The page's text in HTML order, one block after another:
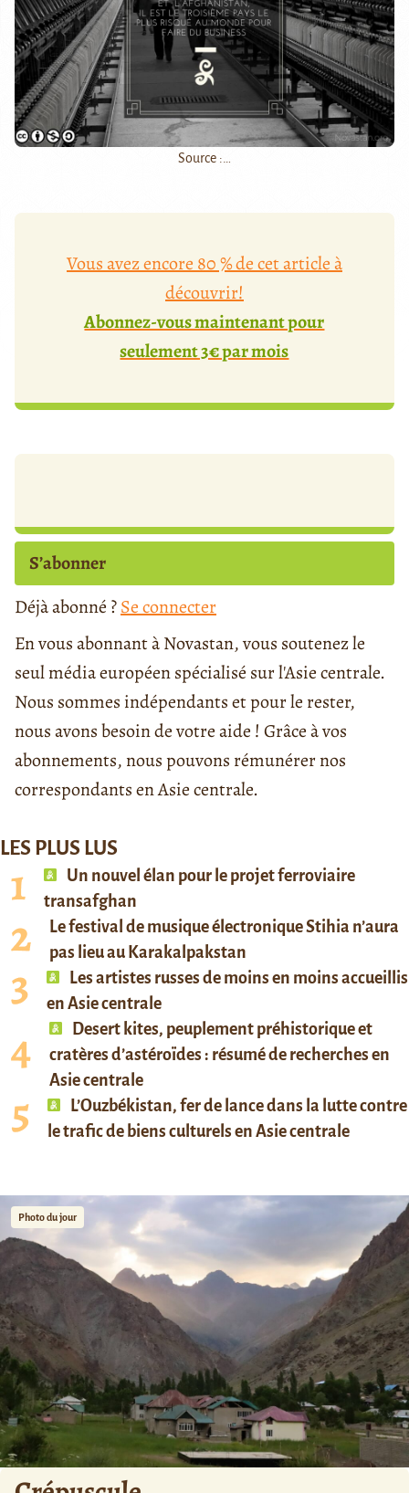
Source :…
Vous avez encore 80 % de cet article à
découvrir!
Abonnez-vous maintenant pour
seulement 3€ par mois
S’abonner
Déjà abonné ?Se connecter
En vous abonnant à Novastan, vous soutenez le
seul média européen spécialisé sur l'Asie centrale.
Nous sommes indépendants et pour le rester,
nous avons besoin de votre aide ! Grâce à vos
abonnements, nous pouvons rémunérer nos
correspondants en Asie centrale.
LES PLUS LUS
Un nouvel élan pour le projet ferroviaire
transafghan
Le festival de musique électronique Stihia n’aura
pas lieu au Karakalpakstan
Les artistes russes de moins en moins accueillis
en Asie centrale
Desert kites, peuplement préhistorique et
cratères d’astéroïdes : résumé de recherches en
Asie centrale
L’Ouzbékistan, fer de lance dans la lutte contre
le trafic de biens culturels en Asie centrale
Photo du jour